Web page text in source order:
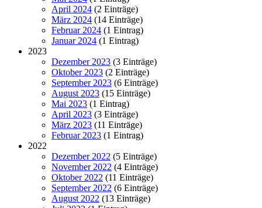
April 2024 (2 Einträge)
März 2024 (14 Einträge)
Februar 2024 (1 Eintrag)
Januar 2024 (1 Eintrag)
2023
Dezember 2023 (3 Einträge)
Oktober 2023 (2 Einträge)
September 2023 (6 Einträge)
August 2023 (15 Einträge)
Mai 2023 (1 Eintrag)
April 2023 (3 Einträge)
März 2023 (11 Einträge)
Februar 2023 (1 Eintrag)
2022
Dezember 2022 (5 Einträge)
November 2022 (4 Einträge)
Oktober 2022 (11 Einträge)
September 2022 (6 Einträge)
August 2022 (13 Einträge)